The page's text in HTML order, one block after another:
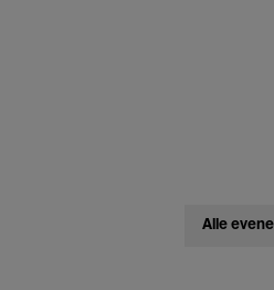
Alle